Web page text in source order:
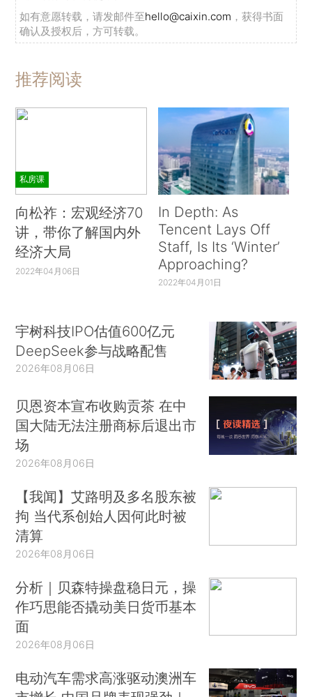
如有意愿转载，请发邮件至hello@caixin.com ，获得书面
确认及授权后，方可转载。
推荐阅读
私房课
向松祚：宏观经济70
讲，带你了解国内外
经济大局
2022年04月06日
In Depth: As
Tencent Lays Off
Staff, Is Its ‘Winter’
Approaching?
2022年04月01日
宇树科技IPO估值600亿元
DeepSeek参与战略配售
2026年08月06日
贝恩资本宣布收购贡茶 在中
国大陆无法注册商标后退出市
场
2026年08月06日
【我闻】艾路明及多名股东被
拘 当代系创始人因何此时被
清算
2026年08月06日
分析｜贝森特操盘稳日元，操
作巧思能否撬动美日货币基本
面
2026年08月06日
电动汽车需求高涨驱动澳洲车